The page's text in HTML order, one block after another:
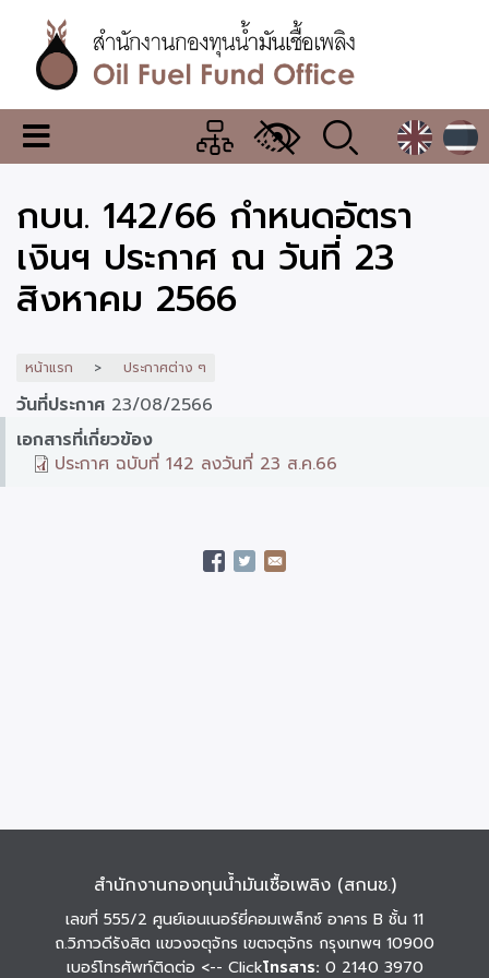
เนื้อหา
หลักสำนักงาน
กองทุน
น้ำมัน
เชื้อ
เพลิง
เมนู
เปลี่ยน
แสดง
ผล
กบน. 142/66 กำหนดอัตรา
เงินฯ ประกาศ ณ วันที่ 23
สิงหาคม 2566
หน้าแรก ประกาศต่าง ๆ
วันที่ประกาศ 23/08/2566
เอกสารที่เกี่ยวข้อง
ประกาศ ฉบับที่ 142 ลงวันที่ 23 ส.ค.66
สำนักงานกองทุนน้ำมันเชื้อเพลิง (สกนช.)
เลขที่ 555/2 ศูนย์เอนเนอร์ยี่คอมเพล็กซ์ อาคาร B ชั้น 11
ถ.วิภาวดีรังสิต แขวงจตุจักร เขตจตุจักร กรุงเทพฯ 10900
เบอร์โทรศัพท์ติดต่อ <-- Clickโทรสาร: 0 2140 3970